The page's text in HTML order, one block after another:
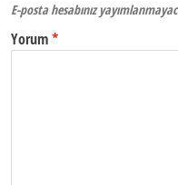
E-posta hesabınız
Yorum*